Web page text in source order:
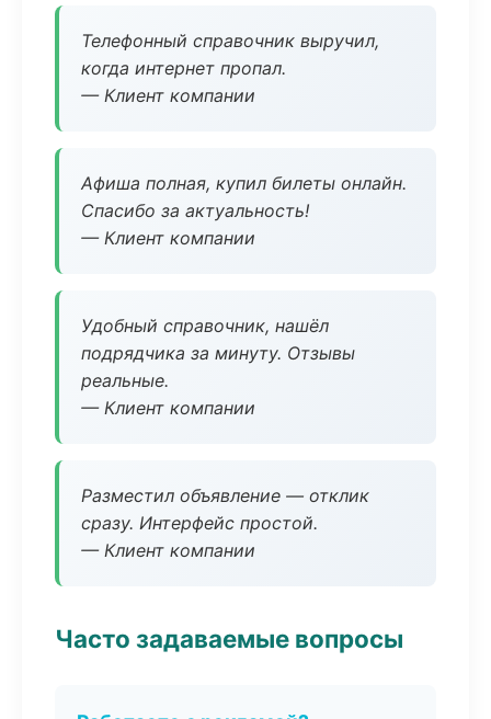
Телефонный справочник выручил,
когда интернет пропал.
— Клиент компании
Афиша полная, купил билеты онлайн.
Спасибо за актуальность!
— Клиент компании
Удобный справочник, нашёл
подрядчика за минуту. Отзывы
реальные.
— Клиент компании
Разместил объявление — отклик
сразу. Интерфейс простой.
— Клиент компании
Часто задаваемые вопросы